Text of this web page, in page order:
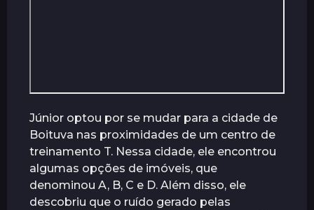
Júnior optou por se mudar para a cidade de
Boituva nas proximidades de um centro de
treinamento T. Nessa cidade, ele encontrou
algumas opções de imóveis, que
denominou A, B, C e D. Além disso, ele
descobriu que o ruído gerado pelas